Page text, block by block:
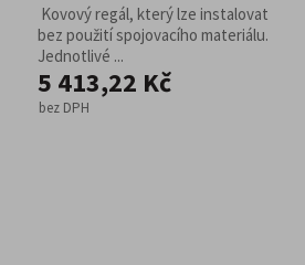
Kovový regál, který lze instalovat
bez použití spojovacího materiálu.
Jednotlivé ...
5 413,22 Kč
bez DPH